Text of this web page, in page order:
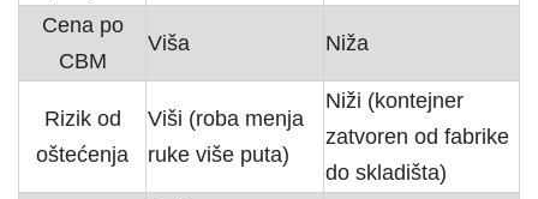
Cena po
CBM
Viša Niža
Rizik od
oštećenja
Viši (roba menja
ruke više puta)
Niži (kontejner
zatvoren od fabrike
do skladišta)